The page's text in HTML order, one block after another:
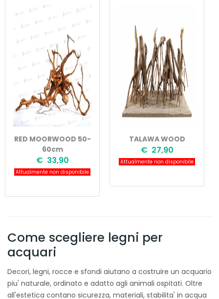
RED MOORWOOD 50-
60cm
€ 33,90
Attualmente non disponibile
TALAWA WOOD
€ 27,90
Attualmente non disponibile
Come scegliere legni per
acquari
Decori, legni, rocce e sfondi aiutano a costruire un acquario
piu' naturale, ordinato e adatto agli animali ospitati. Oltre
all'estetica contano sicurezza, materiali, stabilita' in acqua